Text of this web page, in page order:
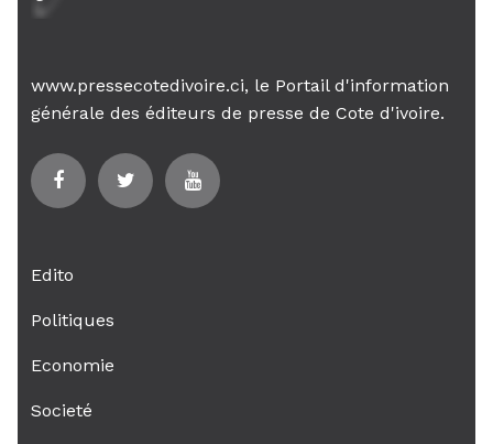
www.pressecotedivoire.ci, le Portail d'information
générale des éditeurs de presse de Cote d'ivoire.
Edito
Politiques
Economie
Societé